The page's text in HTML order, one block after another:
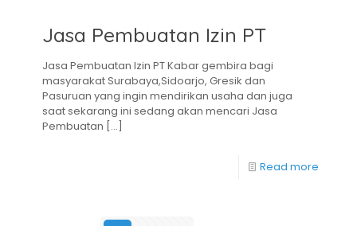
Jasa Pembuatan Izin PT
Jasa Pembuatan Izin PT Kabar gembira bagi
masyarakat Surabaya,Sidoarjo, Gresik dan
Pasuruan yang ingin mendirikan usaha dan juga
saat sekarang ini sedang akan mencari Jasa
Pembuatan […]
Read more